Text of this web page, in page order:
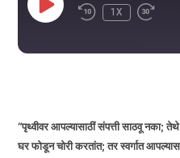
PLAY
EPISODE 1X
LINK
“पृथ्वीवर आपल्यासाठीं संपत्ती साठवू
घर फोडून चोरी करतांत; तर स्वर्गात